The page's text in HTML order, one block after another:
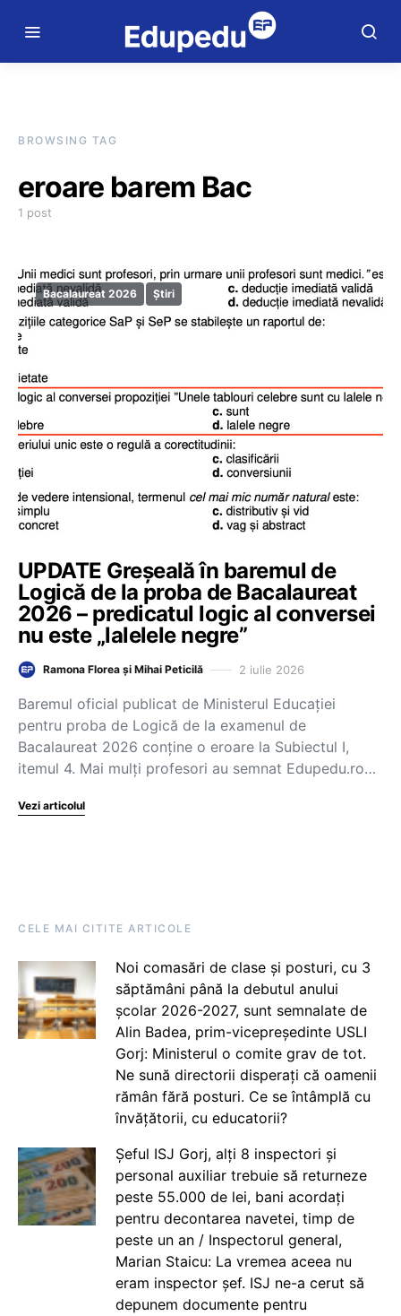
BROWSING TAG
eroare barem Bac
1 post
Bacalaureat 2026 Știri
UPDATE Greșeală în baremul de
Logică de la proba de Bacalaureat
2026 – predicatul logic al conversei
nu este „lalelele negre”
Ramona Florea și Mihai Peticilă 2 iulie 2026
Baremul oficial publicat de Ministerul Educației
pentru proba de Logică de la examenul de
Bacalaureat 2026 conține o eroare la Subiectul I,
itemul 4. Mai mulți profesori au semnat Edupedu.ro…
Vezi articolul
CELE MAI CITITE ARTICOLE
Noi comasări de clase și posturi, cu 3
săptămâni până la debutul anului
școlar 2026-2027, sunt semnalate de
Alin Badea, prim-vicepreședinte USLI
Gorj: Ministerul o comite grav de tot.
Ne sună directorii disperați că oamenii
rămân fără posturi. Ce se întâmplă cu
învățătorii, cu educatorii?
Șeful ISJ Gorj, alți 8 inspectori și
personal auxiliar trebuie să returneze
peste 55.000 de lei, bani acordați
pentru decontarea navetei, timp de
peste un an / Inspectorul general,
Marian Staicu: La vremea aceea nu
eram inspector șef. ISJ ne-a cerut să
depunem documente pentru